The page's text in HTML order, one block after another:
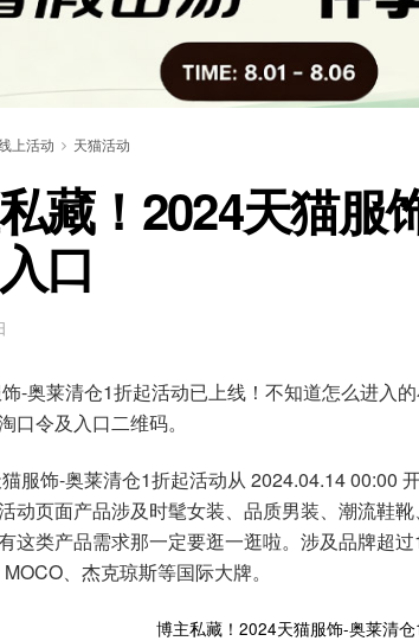
上活动 天猫活动
藏！2024天猫服
口
-奥莱清仓1折起活动已上线！不知道怎么进入
口令及入口二维码。
服饰-奥莱清仓1折起活动从 2024.04.14 00:00
动页面产品涉及时髦女装、品质男装、潮流鞋
这类产品需求那一定要逛一逛啦。涉及品牌超
、杰克琼斯等国际大牌。